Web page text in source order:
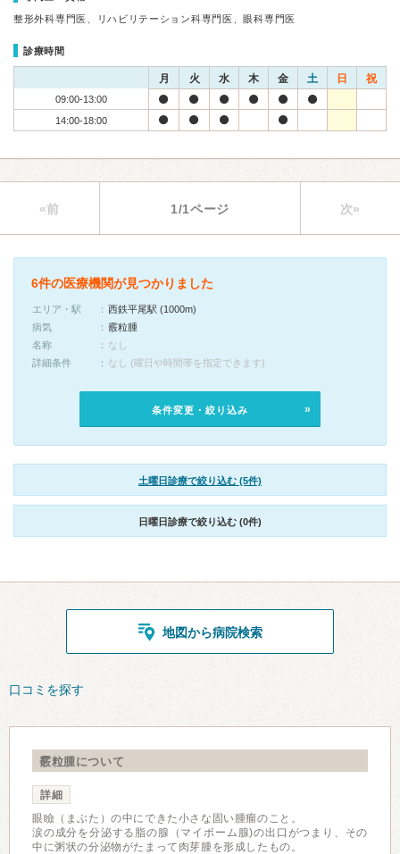
整形外科専門医、リハビリテーション科専門医、眼科専門医
診療時間
月 火 水 木 金 土 日 祝
09:00-13:00
14:00-18:00
«前 1/1ページ 次»
6件の医療機関が見つかりました
エリア・駅
西鉄平尾駅 (1000m)
病気
霰粒腫
名称
なし
詳細条件
なし (曜日や時間帯を指定できます)
条件変更・絞り込み
土曜日診療で絞り込む (5件)
日曜日診療で絞り込む (0件)
地図から病院検索
口コミを探す
霰粒腫について
詳細
眼瞼（まぶた）の中にできた小さな固い腫瘤のこと。
涙の成分を分泌する脂の腺（マイボーム腺)の出口がつまり、その
中に粥状の分泌物がたまって肉芽腫を形成したもの。